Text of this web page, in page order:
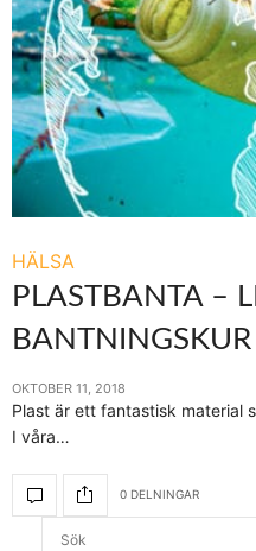
HÄLSA
PLASTBANTA –
BANTNINGSKUR
OKTOBER 11, 2018
Plast är ett fantastisk material
I våra…
0 DELNINGAR